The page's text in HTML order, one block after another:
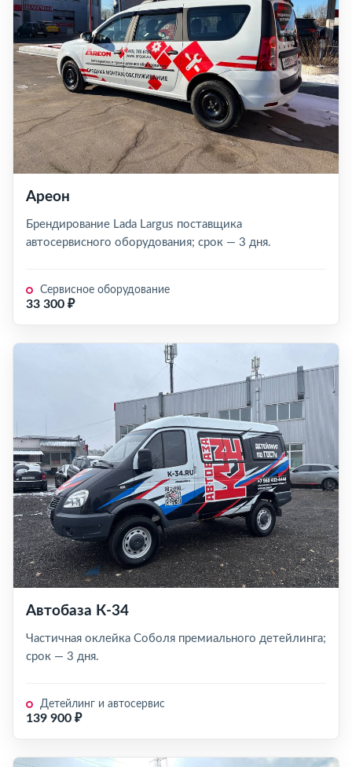
Ареон
Брендирование Lada Largus поставщика
автосервисного оборудования; срок — 3 дня.
Сервисное оборудование
33 300 ₽
Автобаза К-34
Частичная оклейка Соболя премиального детейлинга;
срок — 3 дня.
Детейлинг и автосервис
139 900 ₽